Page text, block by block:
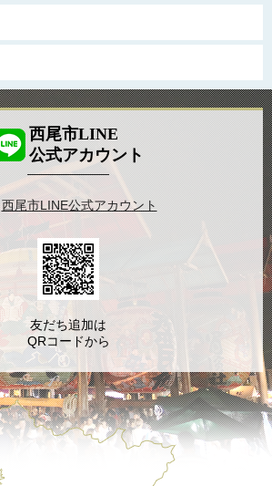
西尾市LINE
公式アカウント
西尾市LINE公式アカウント
友だち追加は
QRコードから